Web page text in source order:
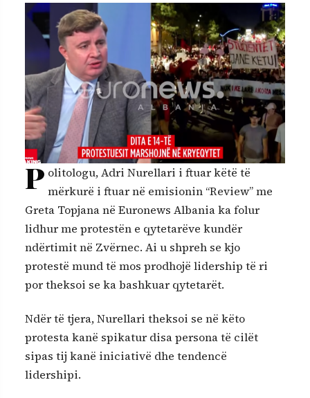
P olitologu, Adri Nurellari i ftuar këtë të
mërkurë i ftuar në emisionin “Review” me
Greta Topjana në Euronews Albania ka folur
lidhur me protestën e qytetarëve kundër
ndërtimit në Zvërnec. Ai u shpreh se kjo
protestë mund të mos prodhojë lidership të ri
por theksoi se ka bashkuar qytetarët.
Ndër të tjera, Nurellari theksoi se në këto
protesta kanë spikatur disa persona të cilët
sipas tij kanë iniciativë dhe tendencë
lidershipi.